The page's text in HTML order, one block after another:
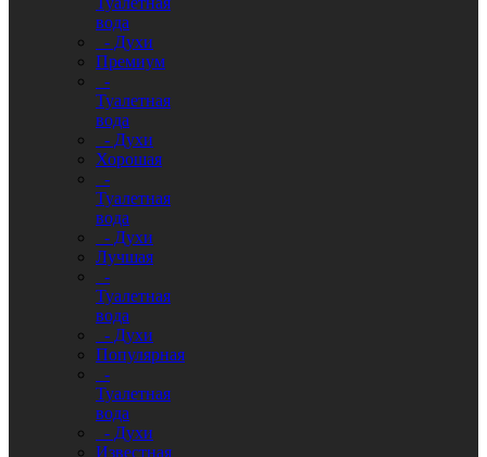
вода
- Духи
Премиум
-
Туалетная
вода
- Духи
Хорошая
-
Туалетная
вода
- Духи
Лучшая
-
Туалетная
вода
- Духи
Популярная
-
Туалетная
вода
- Духи
Известная